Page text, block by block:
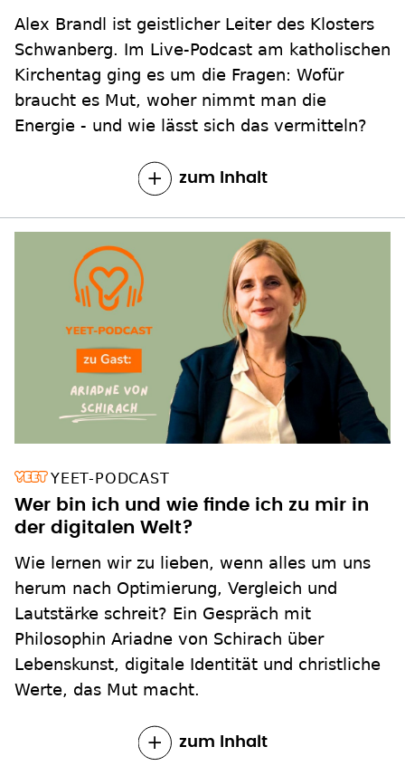
Alex Brandl ist geistlicher Leiter des Klosters
Schwanberg. Im Live-Podcast am katholischen
Kirchentag ging es um die Fragen: Wofür
braucht es Mut, woher nimmt man die
Energie - und wie lässt sich das vermitteln?
zum Inhalt
YEET-PODCAST
Wer bin ich und wie finde ich zu mir in
der digitalen Welt?
Wie lernen wir zu lieben, wenn alles um uns
herum nach Optimierung, Vergleich und
Lautstärke schreit? Ein Gespräch mit
Philosophin Ariadne von Schirach über
Lebenskunst, digitale Identität und christliche
Werte, das Mut macht.
zum Inhalt